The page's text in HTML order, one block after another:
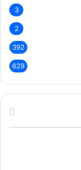
3
2
392
629